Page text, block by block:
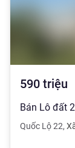
590 triệu
Quốc Lộ 22,